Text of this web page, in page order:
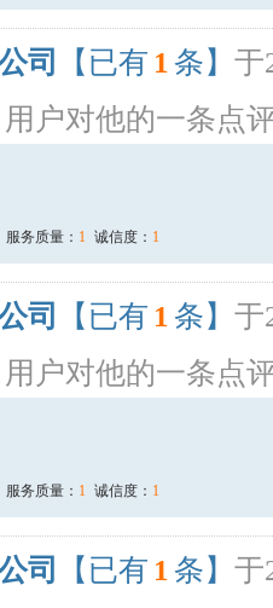
司 【已有 1 条】 于
用户对他的一条点
服务质量： 1 诚信度： 1
司 【已有 1 条】 于
用户对他的一条点
服务质量： 1 诚信度： 1
司 【已有 1 条】 于